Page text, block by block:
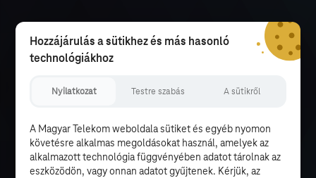
Hozzájárulás a sütikhez és más hasonló
technológiákhoz
Nyilatkozat Testre szabás A sütikről
A Magyar Telekom weboldala sütiket és egyéb nyomon
követésre alkalmas megoldásokat használ, amelyek az
alkalmazott technológia függvényében adatot tárolnak az
eszközödön, vagy onnan adatot gyűjtenek. Kérjük, az